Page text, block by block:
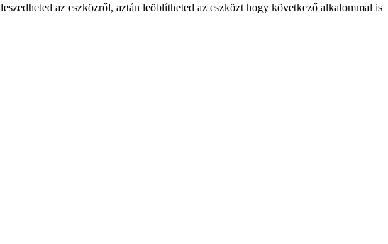
az eszközről, aztán leöblítheted az eszközt hogy következő alkalommal is